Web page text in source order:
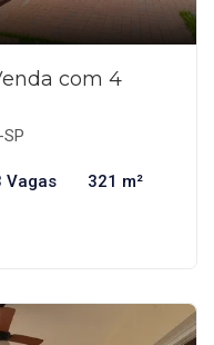
com 4
Vagas 321 m²